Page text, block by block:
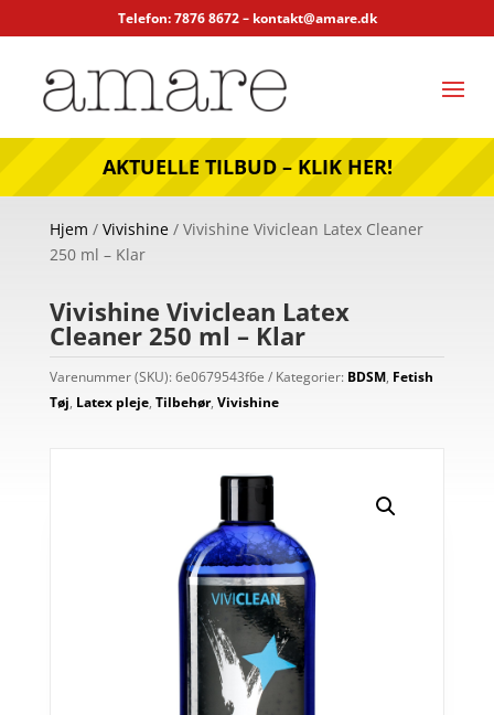
Telefon: 7876 8672 – kontakt@amare.dk
AKTUELLE TILBUD – KLIK HER!
Hjem / Vivishine/ Vivishine Viviclean Latex Cleaner
250 ml – Klar
Vivishine Viviclean Latex
Cleaner 250 ml – Klar
Varenummer (SKU): 6e0679543f6e Kategorier: BDSM, Fetish
Tøj, Latex pleje, Tilbehør, Vivishine